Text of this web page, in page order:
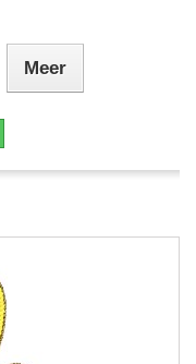
Meer